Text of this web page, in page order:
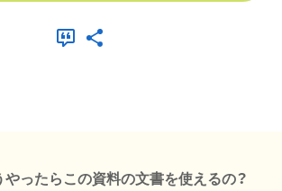
やったらこの資料の文書を使えるの？